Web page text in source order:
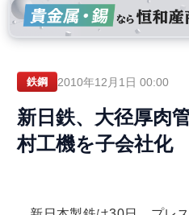
鉄鋼 2010年12月1日 00:00
新日鉄、大径厚肉
村工機を子会社化